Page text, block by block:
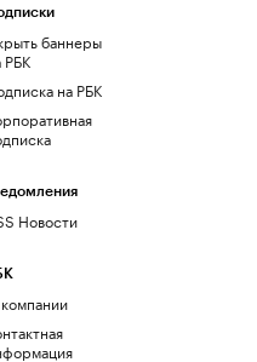
баннеры
РБК
на РБК
Новости